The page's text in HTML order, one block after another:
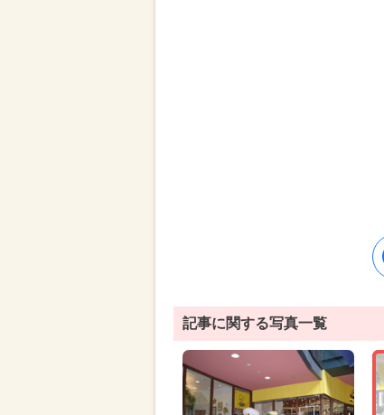
記事に関する写真一覧